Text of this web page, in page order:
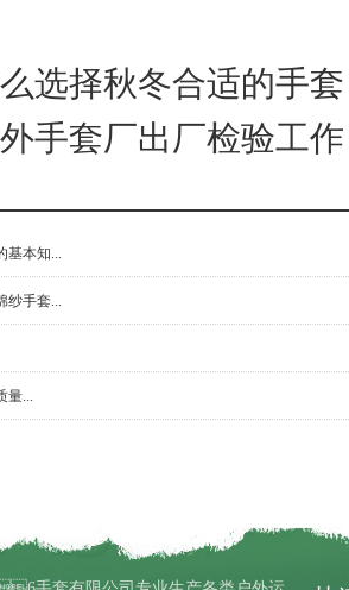
选择秋冬合适的手套
手套厂出厂检验工作
本知...
手套...
...